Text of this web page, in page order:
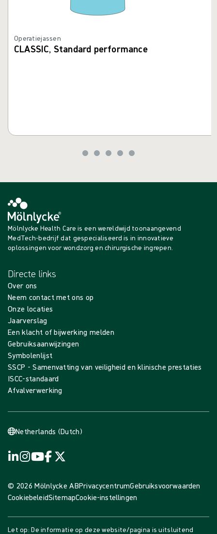
Operatiejassen
CLASSIC, Standard performance
Mölnlycke Health Care is een wereldwijd toonaangevend
MedTech-bedrijf dat gespecialiseerd is in innovatieve
oplossingen voor wondzorg en chirurgische ingrepen.
Directe links
Over ons
Neem contact met ons op
Onze locaties
Jaarverslag
Een klacht of bijwerking melden
Gebruiksaanwijzingen
Symbolenlijst
SSCP - Samenvatting van veiligheid en klinische prestaties
ISCC-standaard
Afvalverwerking
Netherlands (Dutch)
© 2026 Mölnlycke ABPrivacycentrumGebruiksvoorwaarden
CookiebeleidSitemapCookie-instellingen
Let op: De informatie op deze website/pagina is uitsluitend